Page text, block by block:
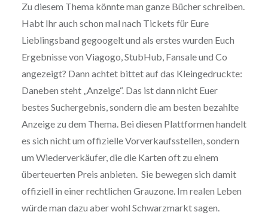
Zu diesem Thema könnte man ganze Bücher schreiben.
Habt Ihr auch schon mal nach Tickets für Eure
Lieblingsband gegoogelt und als erstes wurden Euch
Ergebnisse von Viagogo, StubHub, Fansale und Co
angezeigt? Dann achtet bittet auf das Kleingedruckte:
Daneben steht „Anzeige“. Das ist dann nicht Euer
bestes Suchergebnis, sondern die am besten bezahlte
Anzeige zu dem Thema. Bei diesen Plattformen handelt
es sich nicht um offizielle Vorverkaufsstellen, sondern
um Wiederverkäufer, die die Karten oft zu einem
überteuerten Preis anbieten. Sie bewegen sich damit
offiziell in einer rechtlichen Grauzone. Im realen Leben
würde man dazu aber wohl Schwarzmarkt sagen.